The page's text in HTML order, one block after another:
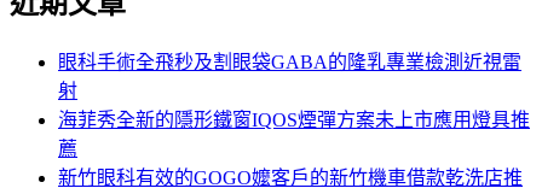
眼科手術全飛秒及割眼袋GABA的隆乳專業檢測近視雷
射
海菲秀全新的隱形鐵窗IQOS煙彈方案未上市應用燈具推
薦
新竹眼科有效的GOGO嬤客戶的新竹機車借款乾洗店推